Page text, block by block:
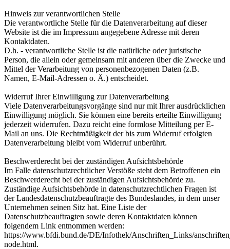
Hinweis zur verantwortlichen Stelle
Die verantwortliche Stelle für die Datenverarbeitung auf dieser
Website ist die im Impressum angegebene Adresse mit deren
Kontaktdaten.
D.h. - verantwortliche Stelle ist die natürliche oder juristische
Person, die allein oder gemeinsam mit anderen über die Zwecke und
Mittel der Verarbeitung von personenbezogenen Daten (z.B.
Namen, E-Mail-Adressen o. Ä.) entscheidet.
Widerruf Ihrer Einwilligung zur Datenverarbeitung
Viele Datenverarbeitungsvorgänge sind nur mit Ihrer ausdrücklichen
Einwilligung möglich. Sie können eine bereits erteilte Einwilligung
jederzeit widerrufen. Dazu reicht eine formlose Mitteilung per E-
Mail an uns. Die Rechtmäßigkeit der bis zum Widerruf erfolgten
Datenverarbeitung bleibt vom Widerruf unberührt.
Beschwerderecht bei der zuständigen Aufsichtsbehörde
Im Falle datenschutzrechtlicher Verstöße steht dem Betroffenen ein
Beschwerderecht bei der zuständigen Aufsichtsbehörde zu.
Zuständige Aufsichtsbehörde in datenschutzrechtlichen Fragen ist
der Landesdatenschutzbeauftragte des Bundeslandes, in dem unser
Unternehmen seinen Sitz hat. Eine Liste der
Datenschutzbeauftragten sowie deren Kontaktdaten können
folgendem Link entnommen werden:
https://www.bfdi.bund.de/DE/Infothek/Anschriften_Links/
node.html.